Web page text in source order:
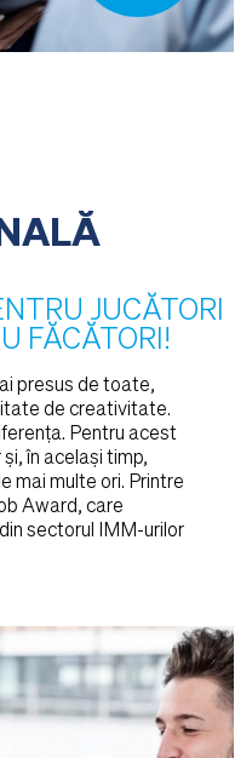
JUCĂTORI
FĂCĂTORI!
presus de toate,
de creativitate.
Pentru acest
în același timp,
mai multe ori. Printre
Award, care
sectorul IMM-urilor